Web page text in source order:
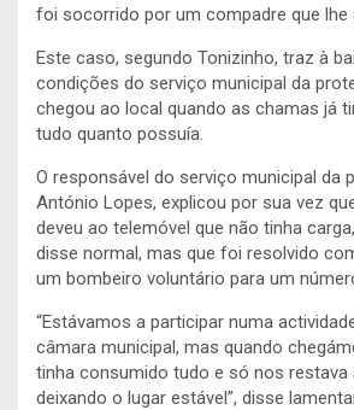
foi socorrido por um compadre que lhe
Este caso, segundo Tonizinho, traz à
condições do serviço municipal da
chegou ao local quando as chamas já
tudo quanto possuía.
O responsável do serviço municipal da
António Lopes, explicou por sua vez
deveu ao telemóvel que não tinha
disse normal, mas que foi resolvido
um bombeiro voluntário para um
“Estávamos a participar numa
câmara municipal, mas quando
tinha consumido tudo e só nos restava
deixando o lugar estável”, disse